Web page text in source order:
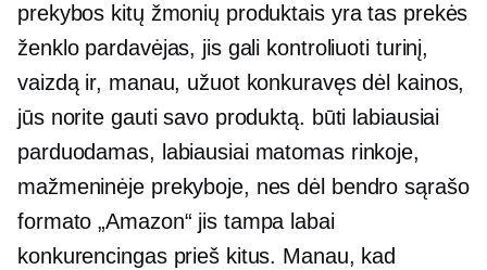
prekybos kitų žmonių produktais yra tas prekės
ženklo pardavėjas, jis gali kontroliuoti turinį,
vaizdą ir, manau, užuot konkuravęs dėl kainos,
jūs norite gauti savo produktą. būti labiausiai
parduodamas, labiausiai matomas rinkoje,
mažmeninėje prekyboje, nes dėl bendro sąrašo
formato „Amazon“ jis tampa labai
konkurencingas prieš kitus. Manau, kad